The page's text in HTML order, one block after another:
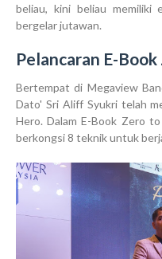
beliau, kini beliau memiliki
bergelar jutawan.
Pelancaran E-
Bertempat di Megaview
Dato' Sri Aliff Syukri telah
Hero. Dalam E-Book Zero
berkongsi 8 teknik untuk